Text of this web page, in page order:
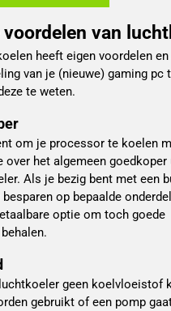
van
heeft eigen voordelen
van je (nieuwe) gaming pc
te weten.
om je processor te koelen
over het algemeen
Als je bezig bent met een
op bepaalde
optie om toch goede
geen koelvloeistof
gebruikt of een pomp